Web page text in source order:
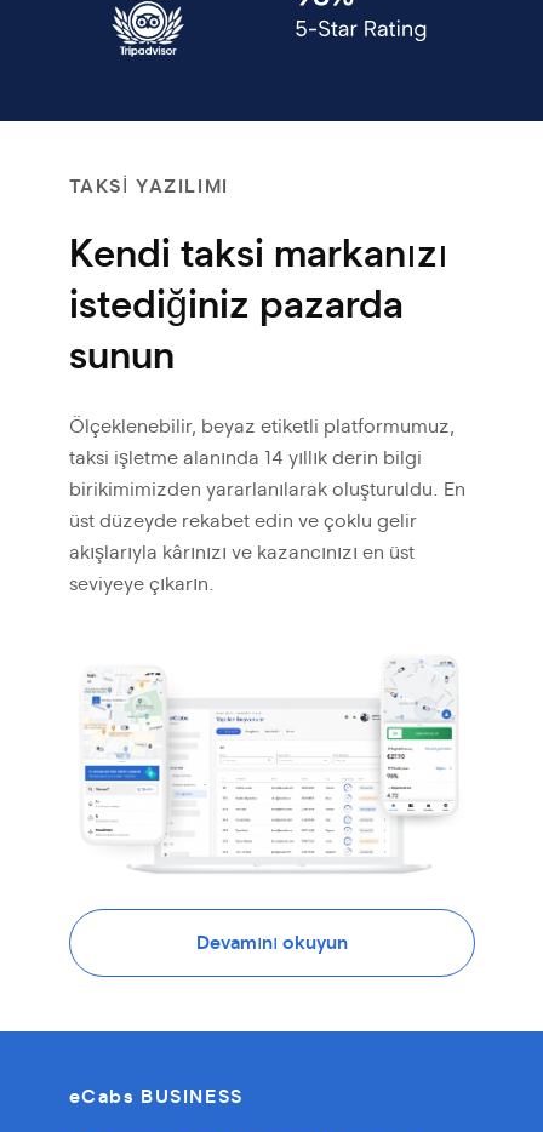
TAKSİ YAZILIMI
Kendi taksi markanızı
istediğiniz pazarda
sunun
Ölçeklenebilir, beyaz etiketli platformumuz,
taksi işletme alanında 14 yıllık derin bilgi
birikimimizden yararlanılarak oluşturuldu.
En
üst düzeyde rekabet edin ve çoklu gelir
akışlarıyla kârınızı ve kazancınızı en üst
seviyeye çıkarın.
Devamını okuyun
eCabs BUSINESS